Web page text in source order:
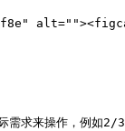
求来操作，例如2/